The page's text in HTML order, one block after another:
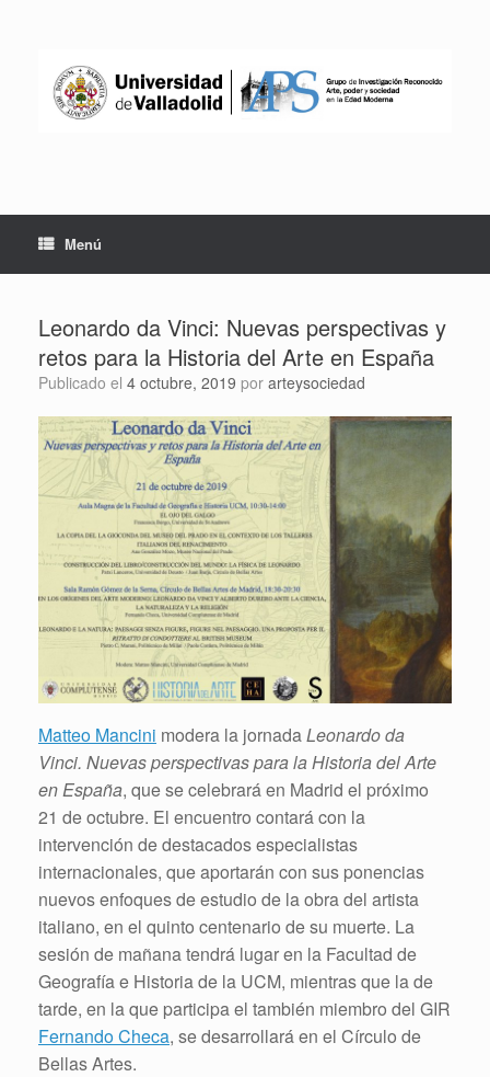
Menú
Leonardo da Vinci: Nuevas perspectivas y
retos para la Historia del Arte en España
Publicado el 4 octubre, 2019 por arteysociedad
Matteo Mancini modera la jornadaLeonardo da
Vinci. Nuevas perspectivas para la Historia del Arte
en España, que se celebrará en Madrid el próximo
21 de octubre. El encuentro contará con la
intervención de destacados especialistas
internacionales, que aportarán con sus ponencias
nuevos enfoques de estudio de la obra del artista
italiano, en el quinto centenario de su muerte. La
sesión de mañana tendrá lugar en la Facultad de
Geografía e Historia de la UCM, mientras que la de
tarde, en la que participa el también miembro del GIR
Fernando Checa, se desarrollará en el Círculo de
Bellas Artes.